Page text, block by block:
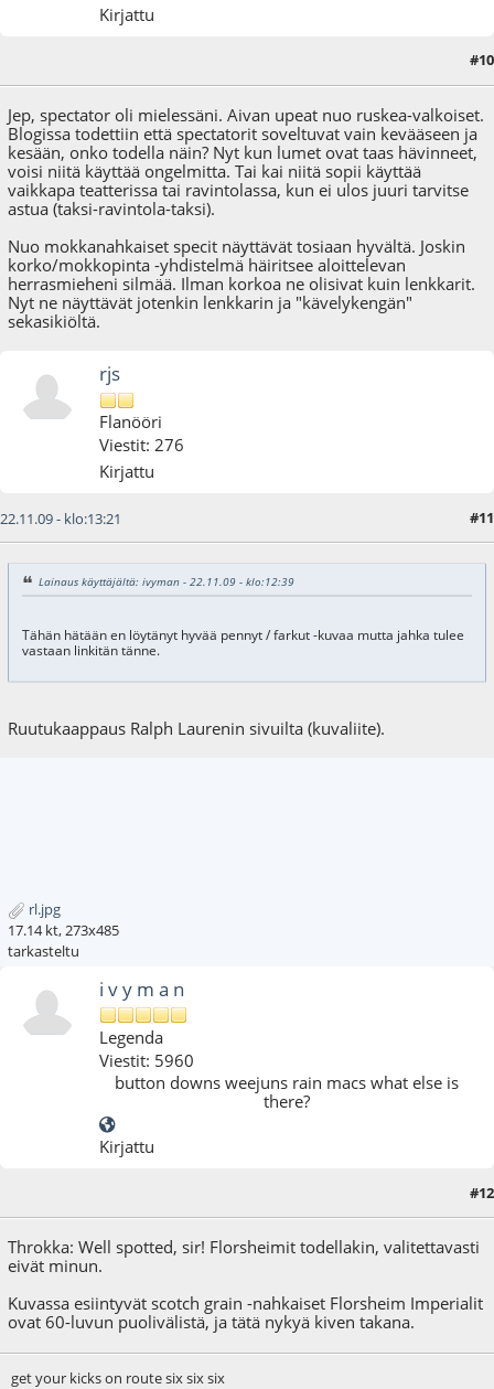
Kirjattu
#10
Jep, spectator oli mielessäni. Aivan upeat nuo ruskea-valkoiset.
Blogissa todettiin että spectatorit soveltuvat vain kevääseen ja
kesään, onko todella näin? Nyt kun lumet ovat taas hävinneet,
voisi niitä käyttää ongelmitta. Tai kai niitä sopii käyttää
vaikkapa teatterissa tai ravintolassa, kun ei ulos juuri tarvitse
astua (taksi-ravintola-taksi).
Nuo mokkanahkaiset specit näyttävät tosiaan hyvältä. Joskin
korko/mokkopinta -yhdistelmä häiritsee aloittelevan
herrasmieheni silmää. Ilman korkoa ne olisivat kuin lenkkarit.
Nyt ne näyttävät jotenkin lenkkarin ja "kävelykengän"
sekasikiöltä.
rjs
Flanööri
Viestit: 276
Kirjattu
22.11.09 - klo:13:21 #11
Lainaus käyttäjältä: ivyman - 22.11.09 - klo:12:39
Tähän hätään en löytänyt hyvää pennyt / farkut -kuvaa mutta jahka tulee
vastaan linkitän tänne.
Ruutukaappaus Ralph Laurenin sivuilta (kuvaliite).
rl.jpg
17.14 kt, 273x485
tarkasteltu
i v y m a n
Legenda
Viestit: 5960
button downs weejuns rain macs what else is
there?
Kirjattu
#12
Throkka: Well spotted, sir! Florsheimit todellakin, valitettavasti
eivät minun.
Kuvassa esiintyvät scotch grain -nahkaiset Florsheim Imperialit
ovat 60-luvun puolivälistä, ja tätä nykyä kiven takana.
get your kicks on route six six six